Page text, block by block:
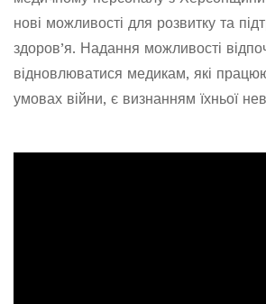
нові можливості для розвитку та
здоров’я. Надання можливості
відновлюватися медикам, які
умовах війни, є визнанням їхньої